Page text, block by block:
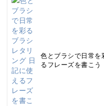
色とブラシで日常を
るフレーズを書こう